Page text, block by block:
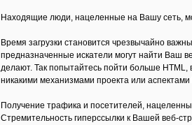
Находящие люди, нацеленные на Вашу сеть,
Время загрузки становится чрезвычайно
предназначенные искатели могут найти Ваш
делают. Так попытайтесь пойти больше
никакими механизмами проекта или
Получение трафика и посетителей,
Стремительность гиперссылки к Вашей веб-